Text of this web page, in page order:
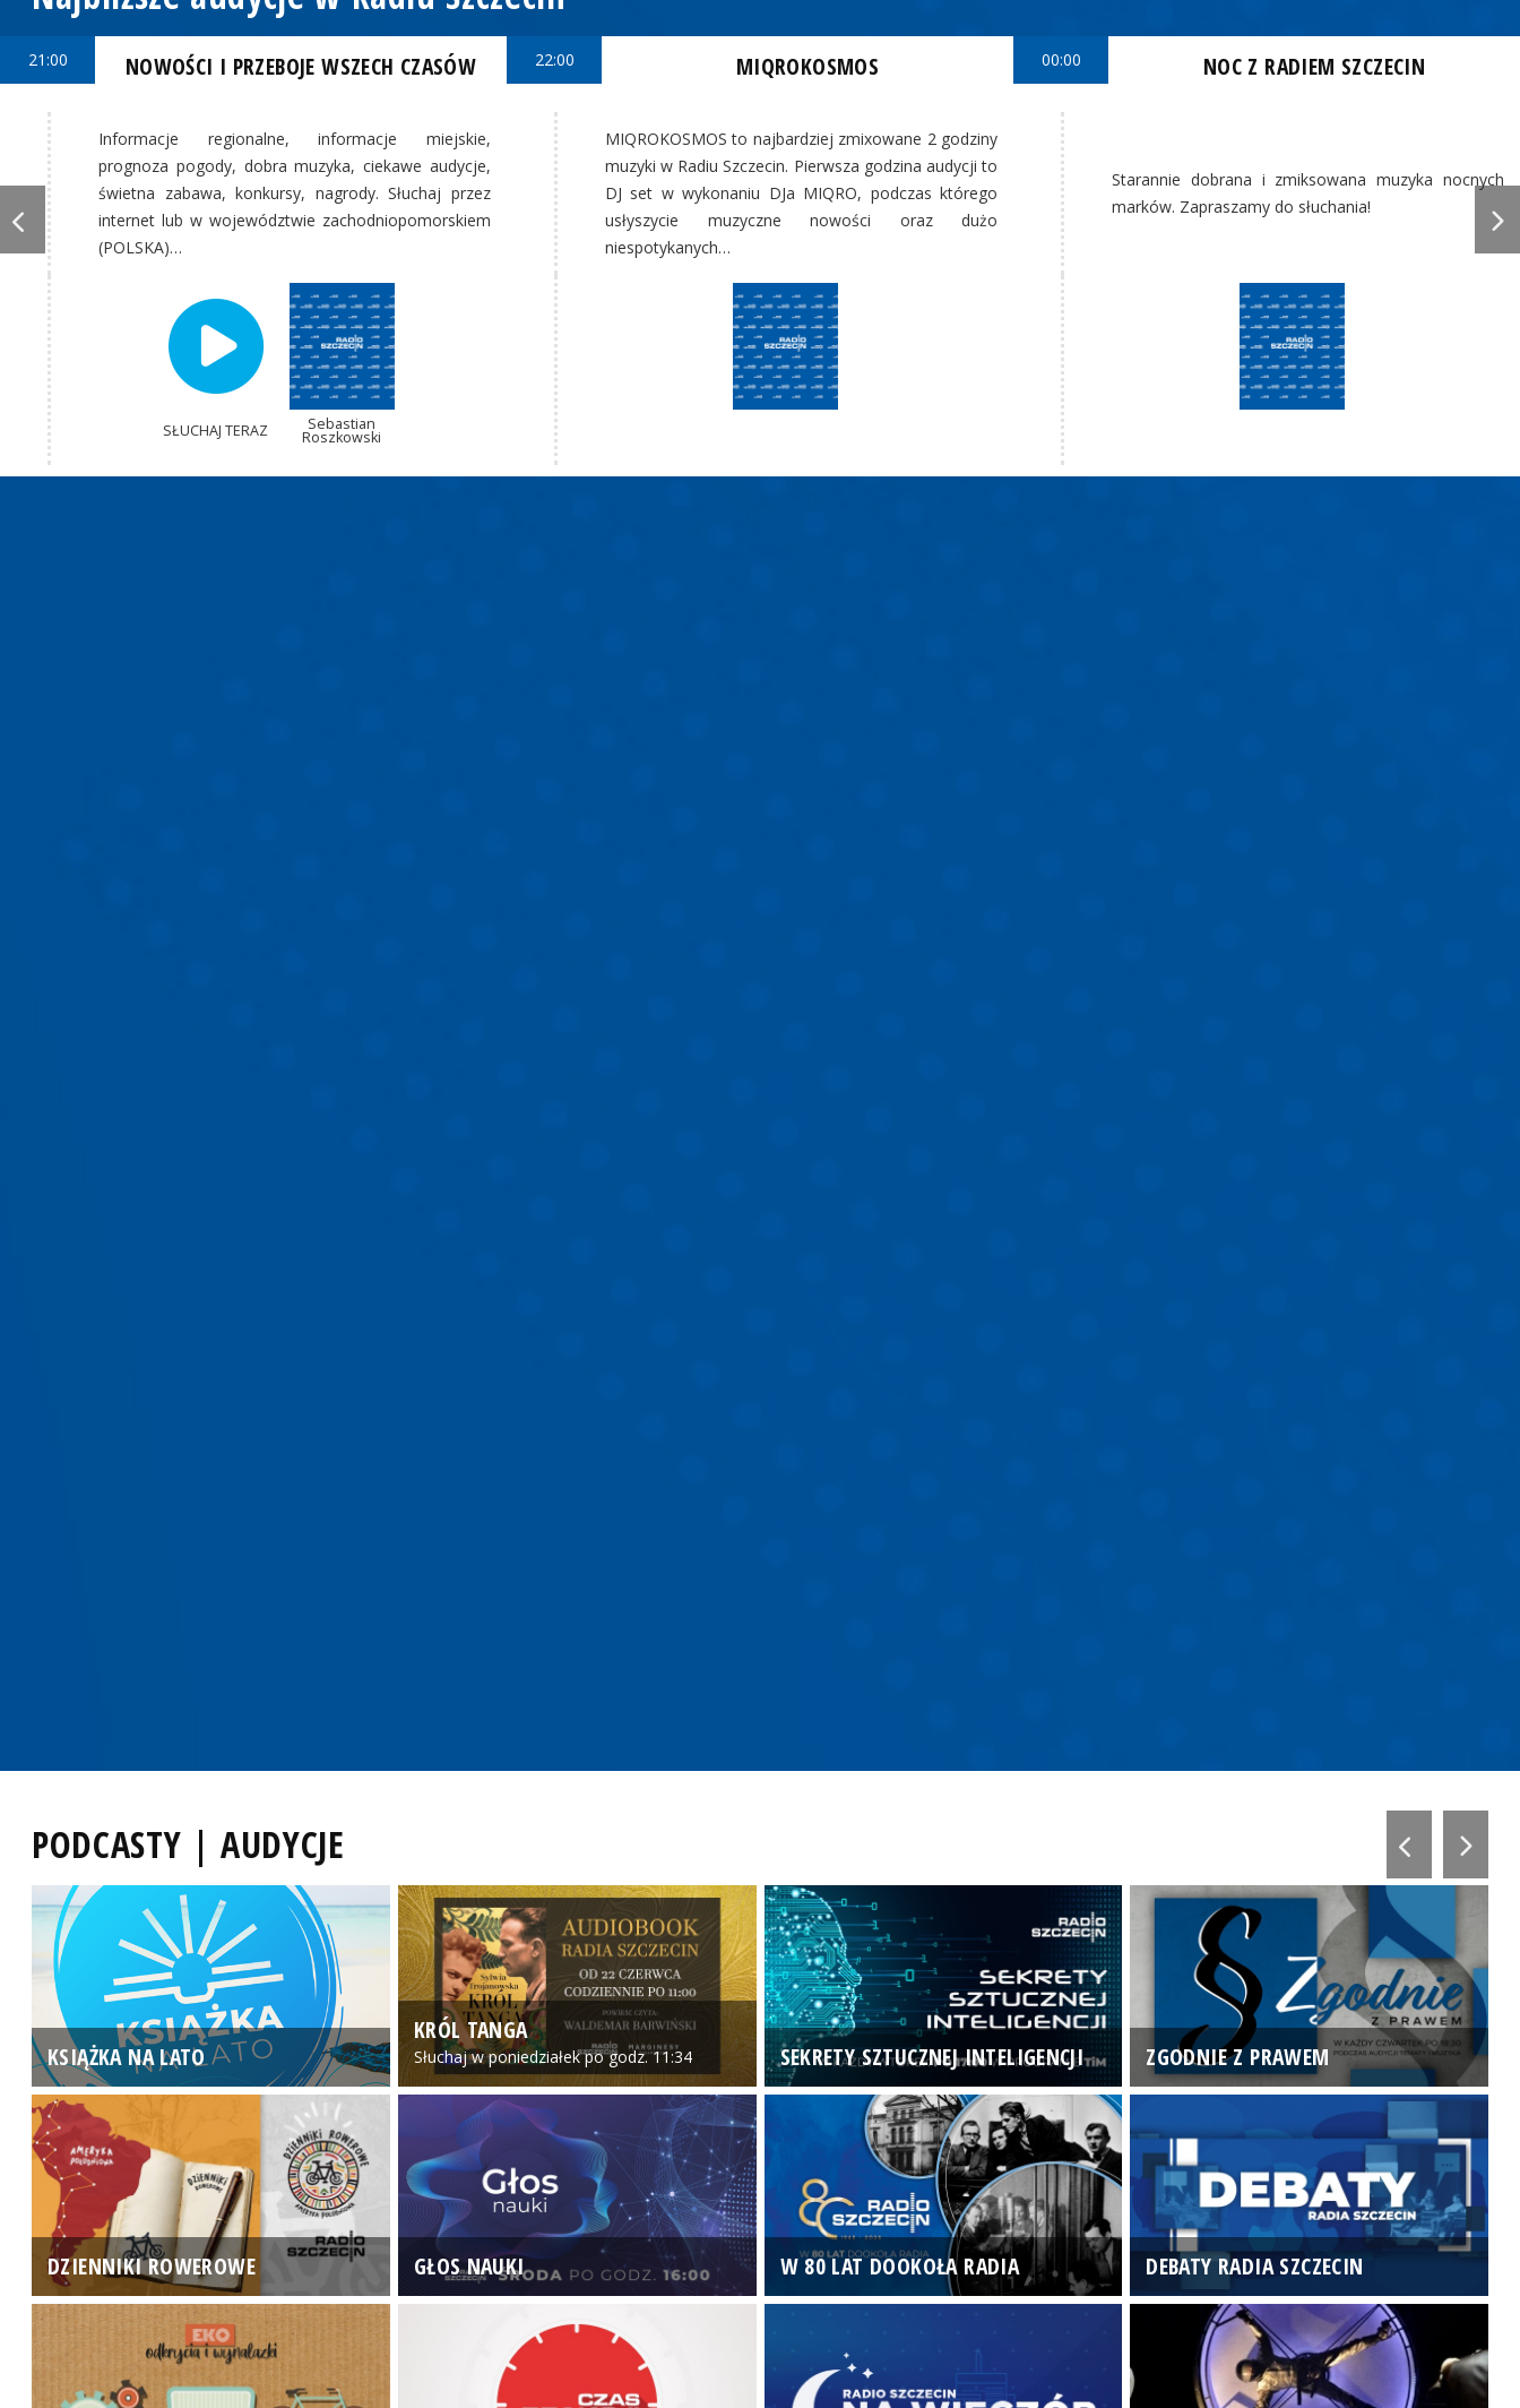
21:00 NOWOŚCI I PRZEBOJE WSZECH CZASÓW
Informacje regionalne, informacje miejskie,
prognoza pogody, dobra muzyka, ciekawe audycje,
świetna zabawa, konkursy, nagrody. Słuchaj przez
internet lub w województwie zachodniopomorskiem
(POLSKA)…
SŁUCHAJ TERAZ Sebastian
Roszkowski
22:00 MIQROKOSMOS
MIQROKOSMOS to najbardziej zmixowane 2 godziny
muzyki w Radiu Szczecin. Pierwsza godzina audycji to
DJ set w wykonaniu DJa MIQRO, podczas którego
usłyszycie muzyczne nowości oraz dużo
niespotykanych…
00:00 NOC Z RADIEM SZCZECIN
Starannie dobrana i zmiksowana muzyka nocnych
marków. Zapraszamy do słuchania!
PODCASTY | AUDYCJE
KSIĄŻKA NA LATO
KRÓL TANGA
Słuchaj w poniedziałek po godz. 11:34 SEKRETY SZTUCZNEJ INTELIGENCJI ZGODNIE Z PRAWEM
DZIENNIKI ROWEROWE GŁOS NAUKI W 80 LAT DOOKOŁA RADIA DEBATY RADIA SZCZECIN